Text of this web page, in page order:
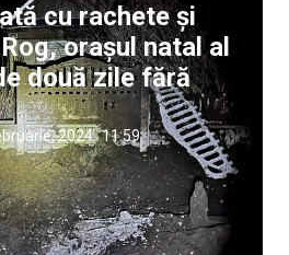
cu rachete și
orașul natal al
două zile fără
2024 11:59